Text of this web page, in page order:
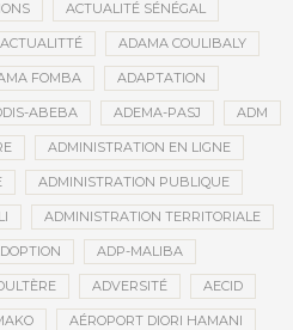
ACTUALITÉ SÉNÉGAL
ACTUALITTÉ ADAMA COULIBALY
FOMBA ADAPTATION
ABEBA ADEMA-PASJ ADM
ADMINISTRATION EN LIGNE
ADMINISTRATION PUBLIQUE
ADMINISTRATION TERRITORIALE
ADP-MALIBA
ADVERSITÉ AECID
AÉROPORT DIORI HAMANI